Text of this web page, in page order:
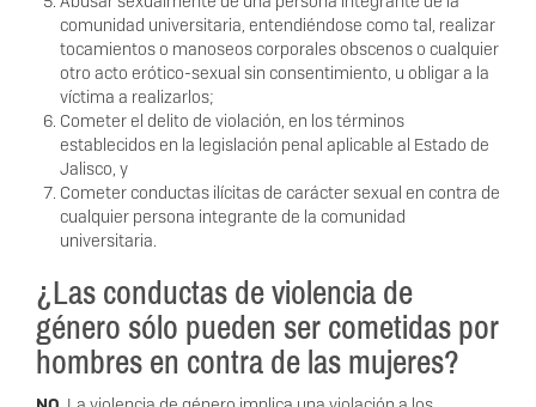
comunidad universitaria, entendiéndose como tal, realizar
tocamientos o manoseos corporales obscenos o cualquier
otro acto erótico-sexual sin consentimiento, u obligar a la
víctima a realizarlos;
Cometer el delito de violación, en los términos
establecidos en la legislación penal aplicable al Estado de
Jalisco, y
Cometer conductas ilícitas de carácter sexual en contra de
cualquier persona integrante de la comunidad
universitaria.
¿Las conductas de violencia de
género sólo pueden ser cometidas por
hombres en contra de las mujeres?